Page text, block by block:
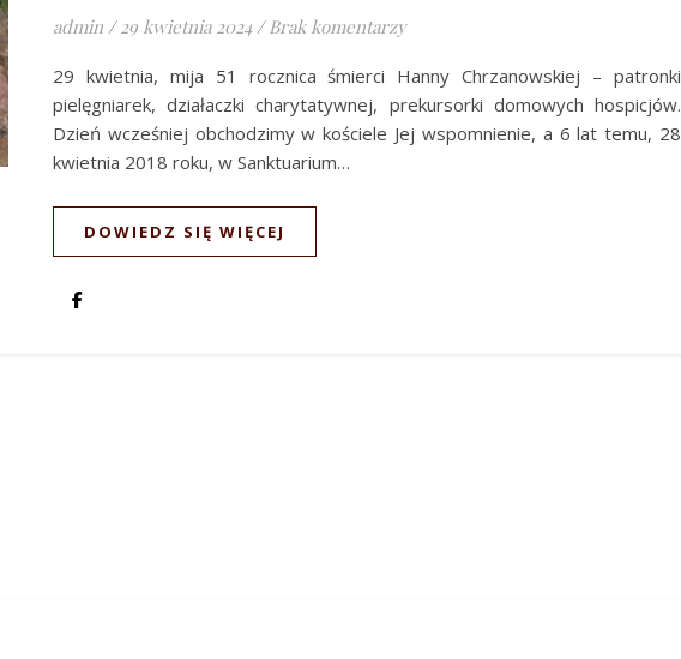
admin / 29 kwietnia 2024 / Brak komentarzy
29 kwietnia, mija 51 rocznica śmierci Hanny Chrzanowskiej – patronki
pielęgniarek, działaczki charytatywnej, prekursorki domowych hospicjów.
Dzień wcześniej obchodzimy w kościele Jej wspomnienie, a 6 lat temu, 28
kwietnia 2018 roku, w Sanktuarium…
DOWIEDZ SIĘ WIĘCEJ